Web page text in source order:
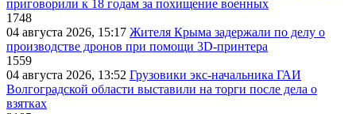
приговорили к 18 годам за похищение военных
1748
04 августа 2026, 15:17 Жителя Крыма задержали по делу о
производстве дронов при помощи 3D‑принтера
1559
04 августа 2026, 13:52 Грузовики экс-начальника ГАИ
Волгоградской области выставили на торги после дела о
взятках